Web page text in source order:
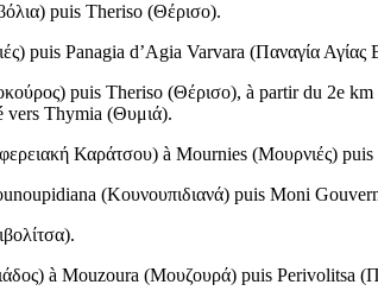
) puis Theriso (Θέρισο).
) puis Panagia d’Agia Varvara (Παναγία Αγίας
) puis Theriso (Θέρισο), à partir du 2e
vers Thymia (Θυμιά).
Καράτσου) à Mournies (Μουρνιές) puis
(Κουνουπιδιανά) puis Moni
).
) à Mouzoura (Μουζουρά) puis Perivolitsa (